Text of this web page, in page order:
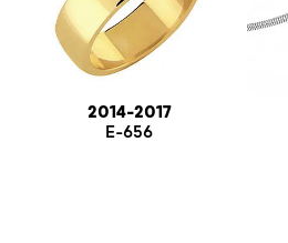
2014-2017
E-656